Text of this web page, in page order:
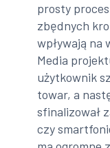
prosty
zbędnych
wpływają na
Media
użytkownik
towar, a
sfinalizował
czy